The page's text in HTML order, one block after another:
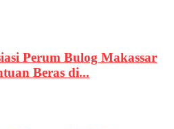
Perum Bulog Makassar
Beras di...